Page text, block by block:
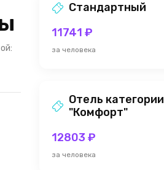
Стандартный
11741 ₽
за человека
Отель категории
"Комфорт"
12803 ₽
за человека